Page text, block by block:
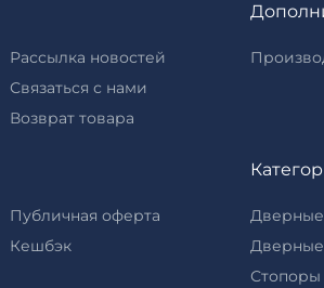
Рассылка новостей
Связаться с нами
Возврат товара
Публичная оферта
Кешбэк
Стопоры